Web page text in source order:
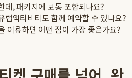
데, 패키지에 보통 포함되나요?
럽액티비티도 함께 예약할 수 있나요?
이용하면 어떤 점이 가장 좋은가요?